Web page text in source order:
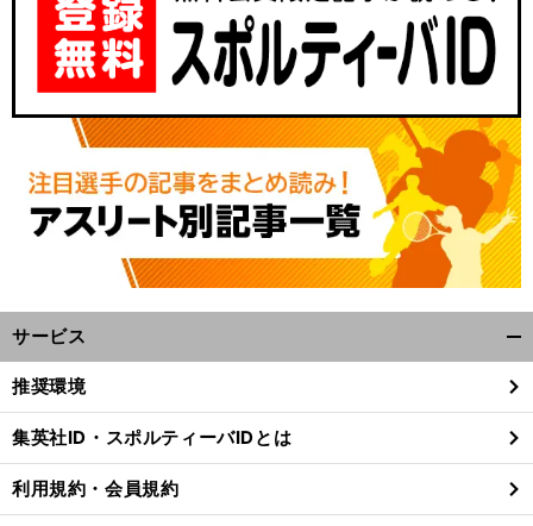
サービス
閉
る
推奨環境
集英社ID・スポルティーバIDとは
利用規約・会員規約